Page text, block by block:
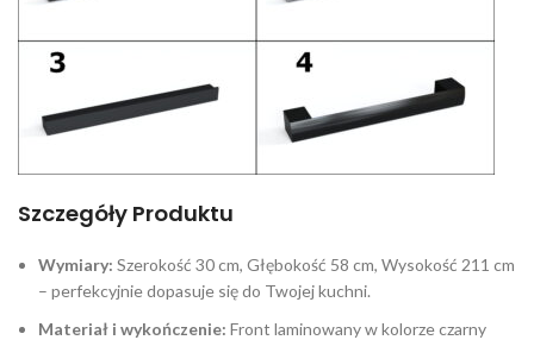
Szczegóły Produktu
Wymiary: Szerokość 30 cm, Głębokość 58 cm, Wysokość 211 cm
– perfekcyjnie dopasuje się do Twojej kuchni.
Materiał i wykończenie: Front laminowany w kolorze czarny